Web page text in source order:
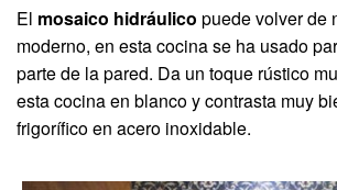
El mosaico hidráulico puede volver de
moderno, en esta cocina se ha usado
parte de la pared. Da un toque rústico
esta cocina en blanco y contrasta muy
frigorífico en acero inoxidable.